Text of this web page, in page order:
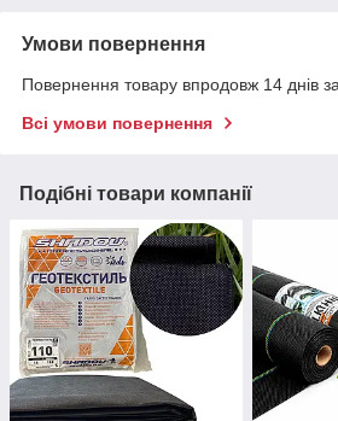
Умови повернення
Повернення товару впродовж 14 днів
Всі умови повернення
Подібні товари компанії